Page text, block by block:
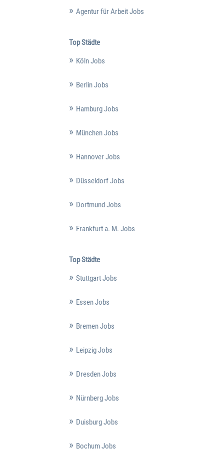
Agentur für Arbeit Jobs
Top Städte
Köln Jobs
Berlin Jobs
Hamburg Jobs
München Jobs
Hannover Jobs
Düsseldorf Jobs
Dortmund Jobs
Frankfurt a. M. Jobs
Top Städte
Stuttgart Jobs
Essen Jobs
Bremen Jobs
Leipzig Jobs
Dresden Jobs
Nürnberg Jobs
Duisburg Jobs
Bochum Jobs